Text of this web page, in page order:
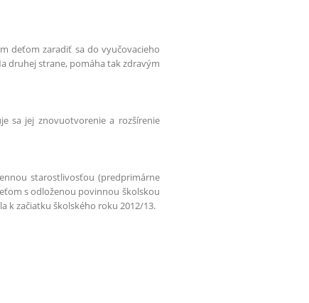
deťom zaradiť sa do vyučovacieho
druhej strane, pomáha tak zdravým
sa jej znovuotvorenie a rozšírenie
starostlivosťou (predprimárne
s odloženou povinnou školskou
k začiatku školského roku 2012/13.